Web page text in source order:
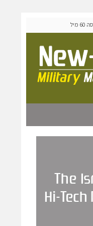
OLIGO Security גייסה 60 מיליון דולר להרחבת פלטפורמת אבטחת